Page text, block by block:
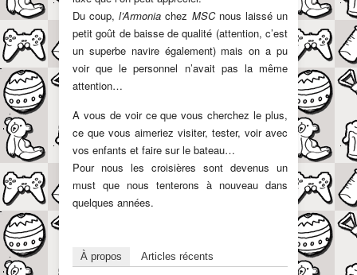
Du coup,l’Armonia chez MSC nous laissé un
petit goût de baisse de qualité (attention, c’est
un superbe navire également) mais on a pu
voir que le personnel n’avait pas la même
attention…
A vous de voir ce que vous cherchez le plus,
ce que vous aimeriez visiter, tester, voir avec
vos enfants et faire sur le bateau…
Pour nous les croisières sont devenus un
must que nous tenterons à nouveau dans
quelques années.
À propos Articles récents